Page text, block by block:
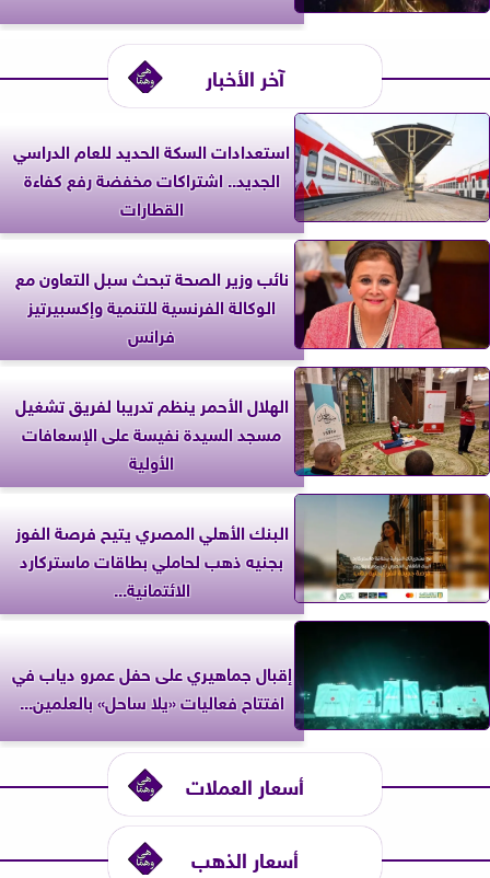
آخر الأخبار
استعدادات السكة الحديد للعام الدراسي
الجديد.. اشتراكات مخفضة رفع كفاءة
القطارات
نائب وزير الصحة تبحث سبل التعاون مع
الوكالة الفرنسية للتنمية وإكسبيرتيز
فرانس
الهلال الأحمر ينظم تدريبا لفريق تشغيل
مسجد السيدة نفيسة على الإسعافات
الأولية
البنك الأهلي المصري يتيح فرصة الفوز
بجنيه ذهب لحاملي بطاقات ماستركارد
الائتمانية...
إقبال جماهيري على حفل عمرو دياب في
افتتاح فعاليات «يلا ساحل» بالعلمين...
أسعار العملات
أسعار الذهب